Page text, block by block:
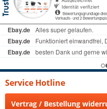
Service Hotline
Vertrag / Bestellung